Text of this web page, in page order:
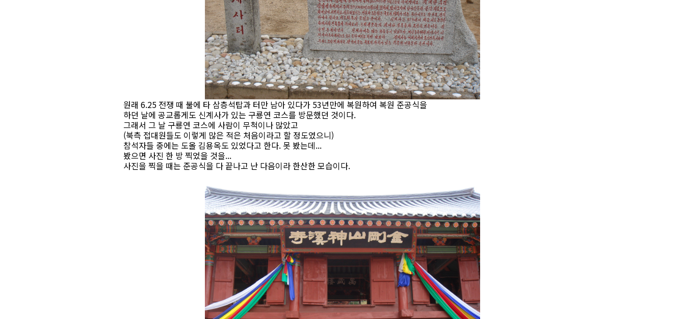
원래 6.25 전쟁 때 불에 타 삼층석탑과 터만 남아 있다가 53년만에 복원하여 복원 준공식을
하던 날에 공교롭게도 신계사가 있는 구룡연 코스를 방문했던 것이다.
그래서 그 날 구룡연 코스에 사람이 무척이나 많았고
(북측 접대원들도 이렇게 많은 적은 처음이라고 할 정도였으니)
참석자들 중에는 도올 김용옥도 있었다고 한다. 못 봤는데...
봤으면 사진 한 방 찍었을 것을...
사진을 찍을 때는 준공식을 다 끝나고 난 다음이라 한산한 모습이다.